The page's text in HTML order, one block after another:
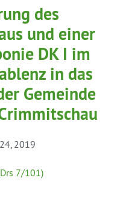
des
und einer
DK I im
in das
Gemeinde
2019
7/101)